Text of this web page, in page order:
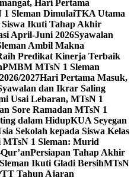
Hari Pertama
1 Sleman DimulaiTKA Utama
Siswa Ikuti Tahap Akhir
April-Juni 2026Syawalan
Ambil Makna
Predikat Kinerja Terbaik
PMBM MTsN 1 Sleman
2027Hari Pertama Masuk,
dan Ikrar Saling
Usai Lebaran, MTsN 1
Sore Ramadan MTsN 1
dalam HidupKUA Seyegan
Sekolah kepada Siswa Kelas
MTsN 1 Sleman: Murid
Persiapan Tahap Akhir
Ikuti Gladi BersihMTsN
Tahun Ajaran